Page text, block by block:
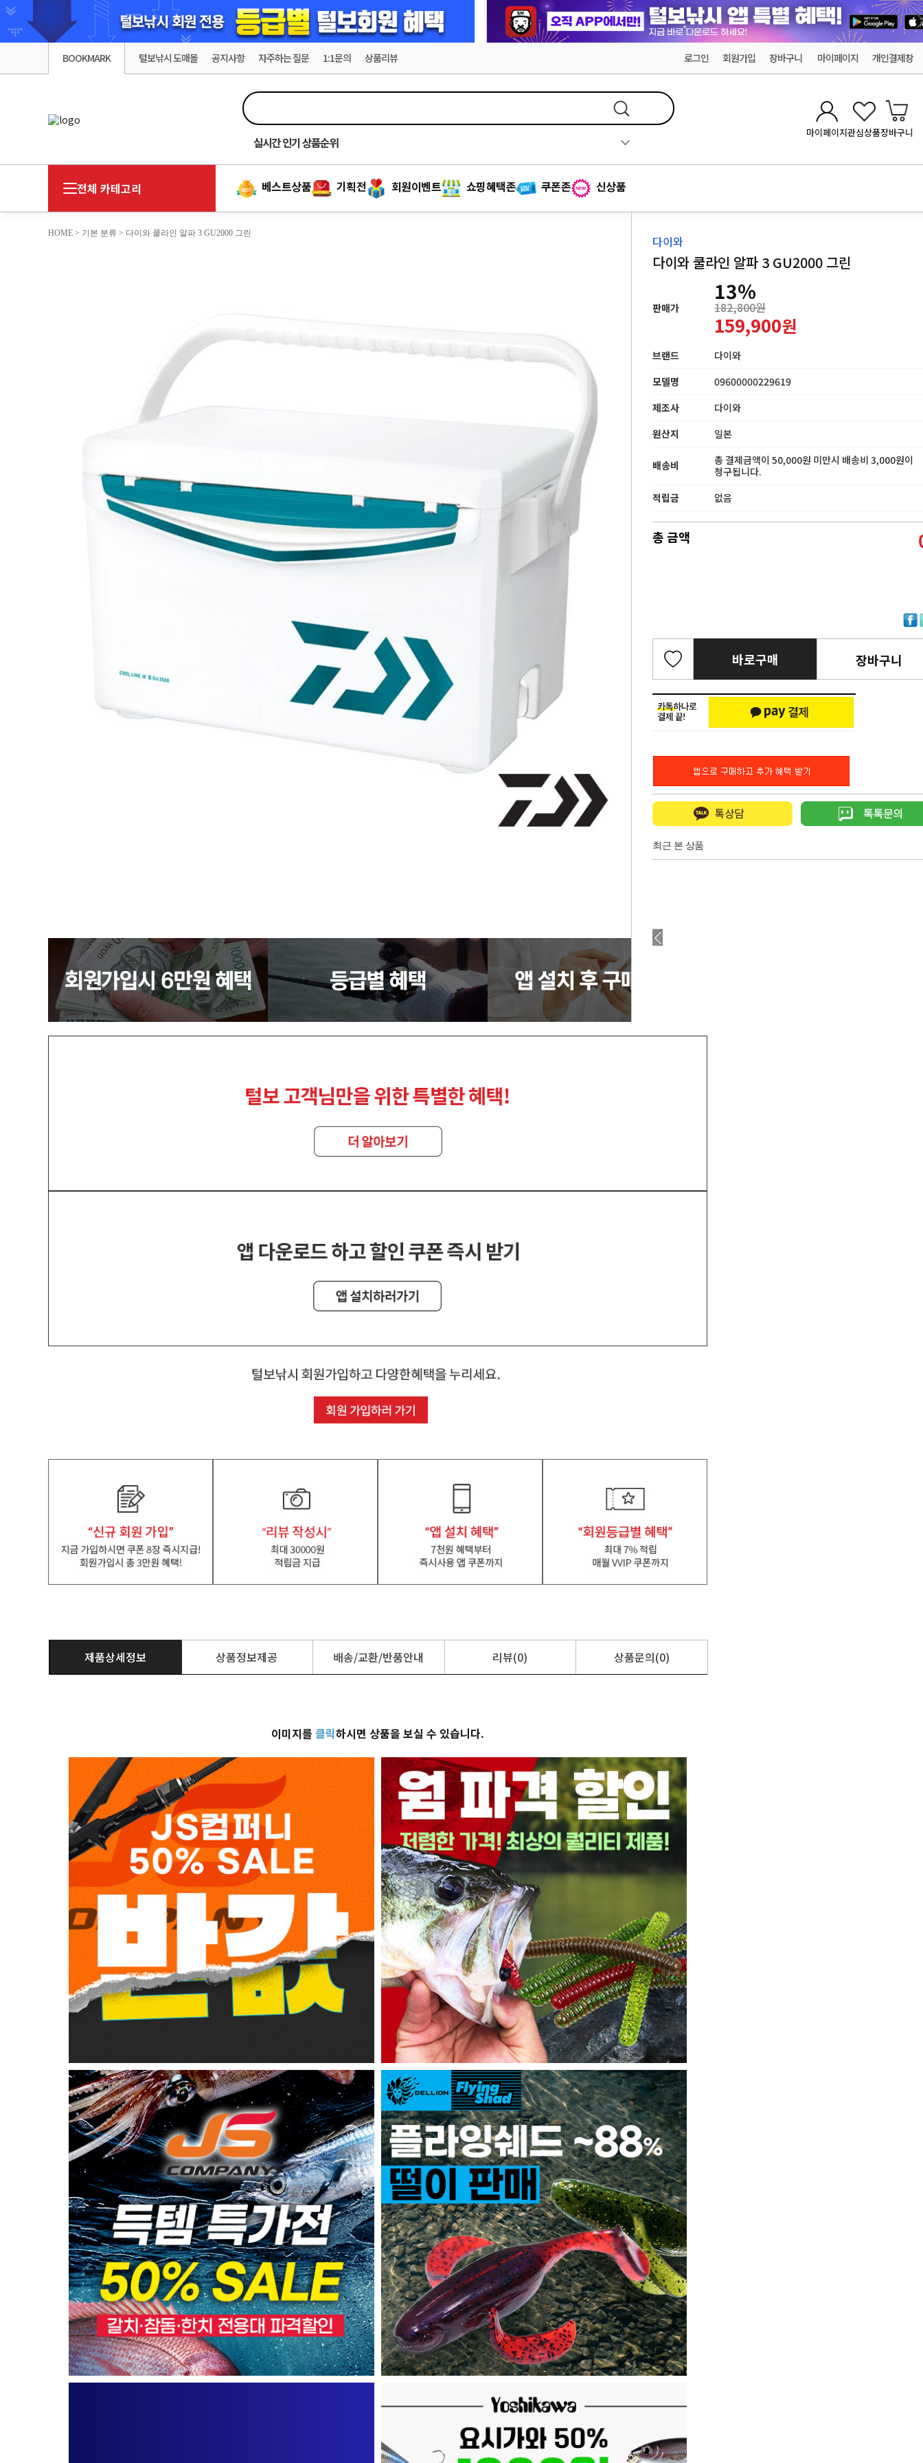
BOOKMARK 털보낚시 도매몰 공지사항 자주하는 질문 1:1문의 상품리뷰 로그인 회원가입 장바구니 마이페이지 개인결제창
실시간인기 상품순위
마이페이지관심상품장바구니
전체 카테고리 베스트상품 기획전 회원이벤트 쇼핑혜택존 쿠폰존 신상품
HOME > 기본 분류 > 다이와 쿨라인 알파 3 GU2000 그린 다이와
다이와 쿨라인 알파 3 GU2000 그린
판매가
13%
182,800원
159,900원
브랜드
다이와
모델명
09600000229619
제조사
다이와
원산지
일본
배송비
총 결제금액이 50,000원 미만시 배송비 3,000원이
청구됩니다.
적립금
없음
총 금액
바로구매 장바구니
최근 본 상품
제품상세정보 상품정보제공 배송/교환/반품안내 리뷰(0) 상품문의(0)
이미지를 클릭하시면 상품을 보실 수 있습니다.